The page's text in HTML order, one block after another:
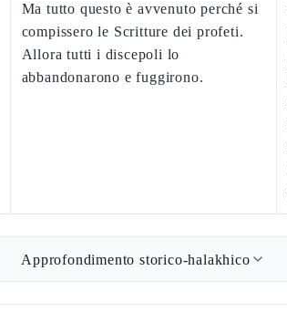
Ma tutto questo è avvenuto perché si
compissero le Scritture dei profeti.
Allora tutti i discepoli lo
abbandonarono e fuggirono.
Approfondimento storico-halakhico